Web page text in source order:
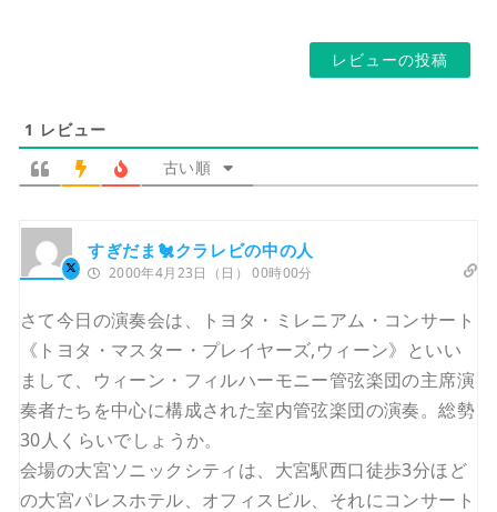
1 レビュー
古い順
すぎだま🐔クラレビの中の人
2000年4月23日（日） 00時00分
さて今日の演奏会は、トヨタ・ミレニアム・コンサート
《トヨタ・マスター・プレイヤーズ,ウィーン》といい
まして、ウィーン・フィルハーモニー管弦楽団の主席演
奏者たちを中心に構成された室内管弦楽団の演奏。総勢
30人くらいでしょうか。
会場の大宮ソニックシティは、大宮駅西口徒歩3分ほど
の大宮パレスホテル、オフィスビル、それにコンサート